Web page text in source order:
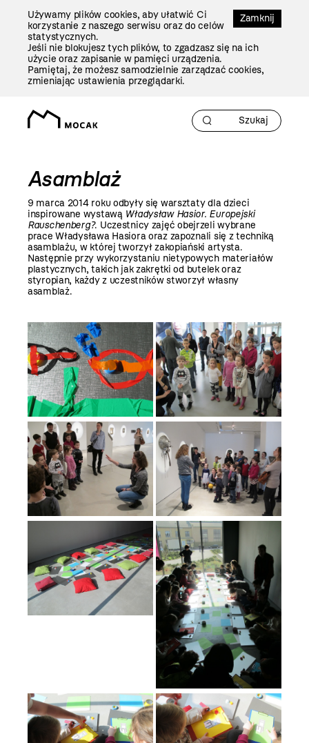
Zamknij
Używamy plików cookies, aby ułatwić Ci
korzystanie z naszego serwisu oraz do celów
statystycznych.
Jeśli nie blokujesz tych plików, to zgadzasz się na ich
użycie oraz zapisanie w pamięci urządzenia.
Pamiętaj, że możesz samodzielnie zarządzać cookies,
zmieniając ustawienia przeglądarki.
Asamblaż
9 marca 2014 roku odbyły się warsztaty dla dzieci
inspirowane wystawą Władysław Hasior. Europejski
Rauschenberg?. Uczestnicy zajęć obejrzeli wybrane
prace Władysława Hasiora oraz zapoznali się z techniką
asamblażu, w której tworzył zakopiański artysta.
Następnie przy wykorzystaniu nietypowych materiałów
plastycznych, takich jak zakrętki od butelek oraz
styropian, każdy z uczestników stworzył własny
asamblaż.